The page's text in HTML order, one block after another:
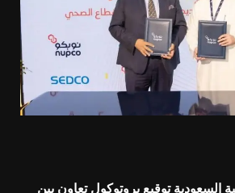
السعودية توقيع بروتوكول تعاون بين